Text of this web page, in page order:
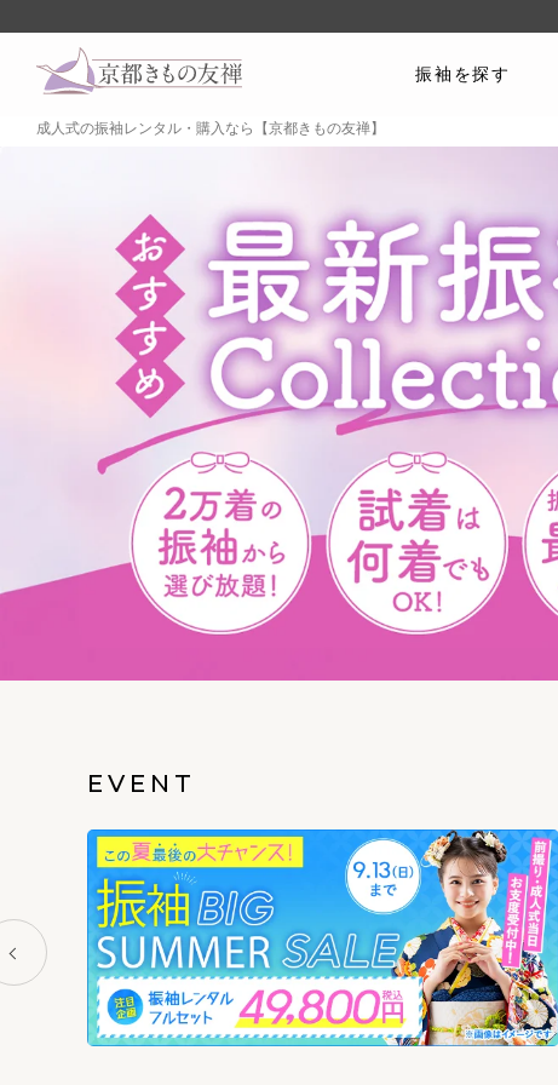
振袖を探す
成人式の振袖レンタル・購入なら【京都きもの友禅】
EVENT